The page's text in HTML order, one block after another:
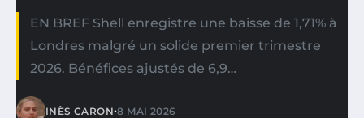
EN BREF Shell enregistre une baisse de 1,71% à
Londres malgré un solide premier trimestre
2026. Bénéfices ajustés de 6,9…
INÈS CARON•8 MAI 2026